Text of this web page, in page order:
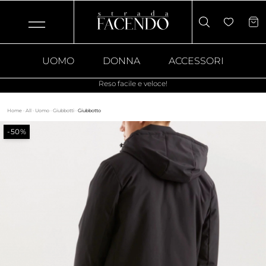
UOMO DONNA ACCESSORI
Reso facile e veloce!
Home · All · Uomo · Giubbotti · Giubbotto
-50%